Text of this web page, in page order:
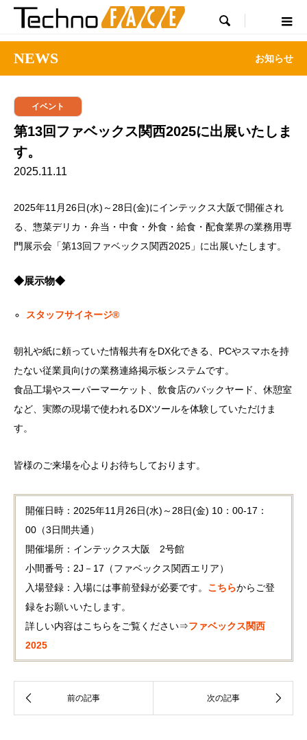

NEWS お知らせ
イベント
第13回ファベックス関西2025に出展いたしま
す。
2025.11.11
2025年11月26日(水)～28日(金)にインテックス大阪で開催され
る、惣菜デリカ・弁当・中食・外食・給食・配食業界の業務用専
門展示会「第13回ファベックス関西2025」に出展いたします。
◆展示物◆
スタッフサイネージ®
朝礼や紙に頼っていた情報共有をDX化できる、PCやスマホを持
たない従業員向けの業務連絡掲示板システムです。
食品工場やスーパーマーケット、飲食店のバックヤード、休憩室
など、実際の現場で使われるDXツールを体験していただけま
す。
皆様のご来場を心よりお待ちしております。
開催日時：2025年11月26日(水)～28日(金) 10：00-17：
00（3日間共通）
開催場所：インテックス大阪 2号館
小間番号：2J－17（ファベックス関西エリア）
入場登録：入場には事前登録が必要です。 こちらからご登
録をお願いいたします。
詳しい内容はこちらをご覧ください⇒ファベックス関西
2025